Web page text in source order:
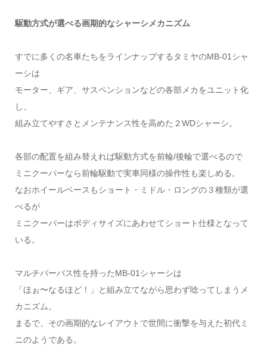
駆動方式が選べる画期的なシャーシメカニズム
すでに多くの名車たちをラインナップするタミヤのMB-01シャ
ーシは
モーター、ギア、サスペンションなどの各部メカをユニット化
し、
組み立てやすさとメンテナンス性を高めた２WDシャーシ。
各部の配置を組み替えれば駆動方式を前輪/後輪で選べるので
ミニクーパーなら前輪駆動で実車同様の操作性も楽しめる。
なおホイールベースもショート・ミドル・ロングの３種類が選
べるが
ミニクーパーはボディサイズにあわせてショート仕様となって
いる。
マルチパーパス性を持ったMB-01シャーシは
「ほぉ〜なるほど！」と組み立てながら思わず唸ってしまうメ
カニズム。
まるで、その画期的なレイアウトで世間に衝撃を与えた初代ミ
ニのようである。